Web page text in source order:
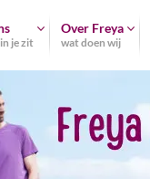
je zit
Over Freya
wat doen wij